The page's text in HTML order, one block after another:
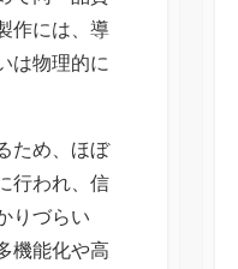
作には、導
は物理的に
ため、ほぼ
行われ、信
りづらい
機能化や高